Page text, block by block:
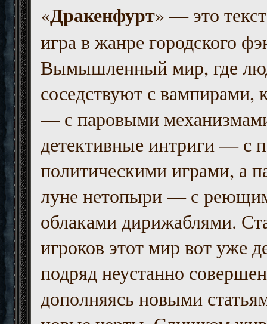
«Дракенфурт» — это
игра в жанре городского
Вымышленный мир, где
соседствуют с вампирами,
— с паровыми
детективные интриги — с
политическими играми, а
луне нетопыри — с
облаками дирижаблями.
игроков этот мир вот уже
подряд неустанно
дополняясь новыми